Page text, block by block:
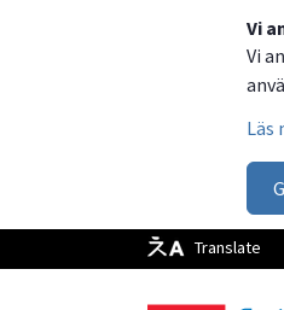
Vi
Vi
Läs
Translate